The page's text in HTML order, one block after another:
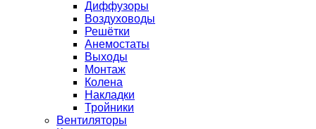
Диффузоры
Воздуховоды
Решётки
Анемостаты
Выходы
Монтаж
Колена
Накладки
Тройники
Вентиляторы